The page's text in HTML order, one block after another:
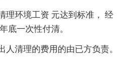
理环境工资 元达到标准， 经
底一次性付清。
人清理的费用的由已方负责。